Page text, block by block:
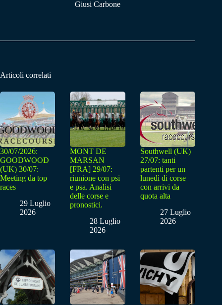
Giusi Carbone
Articoli correlati
30/07/2026:
GOODWOOD
(UK) 30/07:
Meeting da top
races
29 Luglio
2026
MONT DE
MARSAN
[FRA] 29/07:
riunione con psi
e psa. Analisi
delle corse e
pronostici.
28 Luglio
2026
Southwell (UK)
27/07: tanti
partenti per un
lunedì di corse
con arrivi da
quota alta
27 Luglio
2026